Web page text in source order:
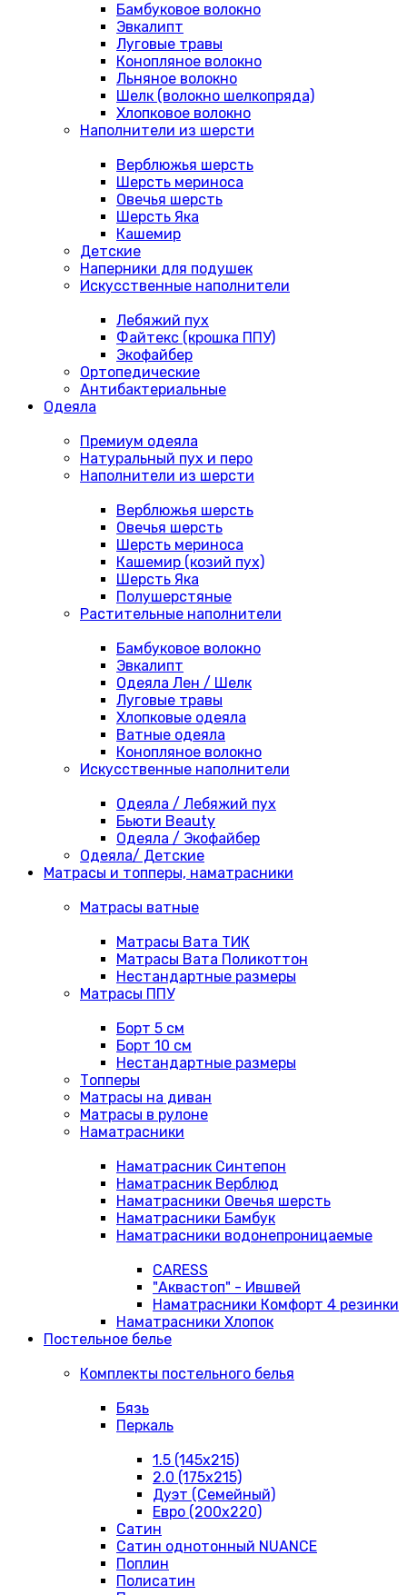
Бамбуковое волокно
Эвкалипт
Луговые травы
Конопляное волокно
Льняное волокно
Шелк (волокно шелкопряда)
Хлопковое волокно
Наполнители из шерсти
Верблюжья шерсть
Шерсть мериноса
Овечья шерсть
Шерсть Яка
Кашемир
Детские
Наперники для подушек
Искусственные наполнители
Лебяжий пух
Файтекс (крошка ППУ)
Экофайбер
Ортопедические
Антибактериальные
Одеяла
Премиум одеяла
Натуральный пух и перо
Наполнители из шерсти
Верблюжья шерсть
Овечья шерсть
Шерсть мериноса
Кашемир (козий пух)
Шерсть Яка
Полушерстяные
Растительные наполнители
Бамбуковое волокно
Эвкалипт
Одеяла Лен / Шелк
Луговые травы
Хлопковые одеяла
Ватные одеяла
Конопляное волокно
Искусственные наполнители
Одеяла / Лебяжий пух
Бьюти Beauty
Одеяла / Экофайбер
Одеяла/ Детские
Матрасы и топперы, наматрасники
Матрасы ватные
Матрасы Вата ТИК
Матрасы Вата Поликоттон
Нестандартные размеры
Матрасы ППУ
Борт 5 см
Борт 10 см
Нестандартные размеры
Топперы
Матрасы на диван
Матрасы в рулоне
Наматрасники
Наматрасник Синтепон
Наматрасник Верблюд
Наматрасники Овечья шерсть
Наматрасники Бамбук
Наматрасники водонепроницаемые
CARESS
"Аквастоп" - Ившвей
Наматрасники Комфорт 4 резинки
Наматрасники Хлопок
Постельное белье
Комплекты постельного белья
Бязь
Перкаль
1.5 (145х215)
2.0 (175х215)
Дуэт (Семейный)
Евро (200х220)
Сатин
Сатин однотонный NUANCE
Поплин
Полисатин